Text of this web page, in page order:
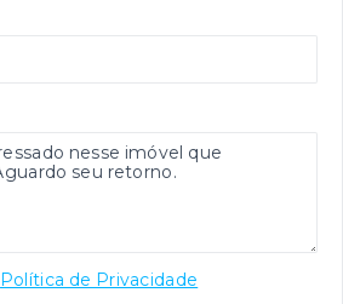
Política de Privacidade